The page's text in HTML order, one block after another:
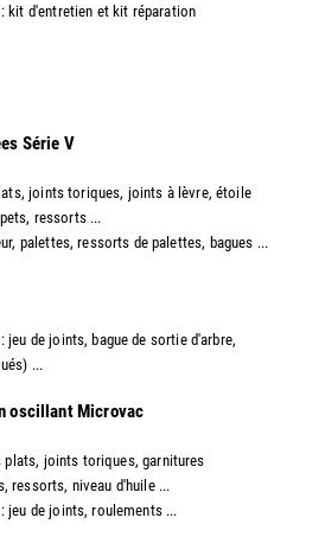
kit d'entretien et kit réparation​
Série V
joints toriques, joints à lèvre, étoile
ressorts ...
palettes, ressorts de palettes, bagues ...
jeu de joints, bague de sortie d'arbre,
...
oscillant Microvac
joints toriques, garnitures
ressorts, niveau d'huile ...
jeu de joints, roulements ...